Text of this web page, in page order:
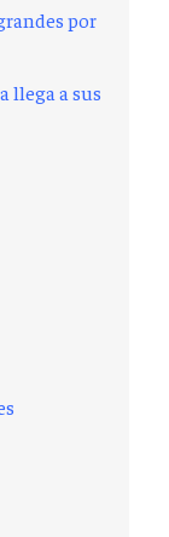
por
llega a sus